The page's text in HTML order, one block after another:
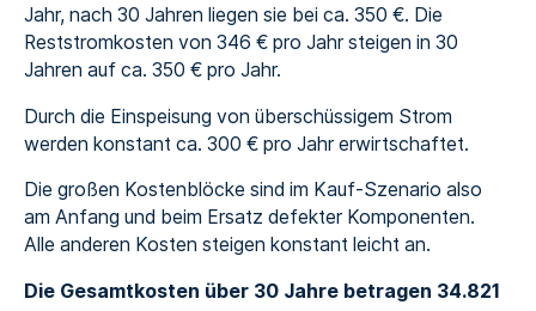
Jahr, nach 30 Jahren liegen sie bei ca. 350 €. Die
Reststromkosten von 346 € pro Jahr steigen in 30
Jahren auf ca. 350 € pro Jahr.
Durch die Einspeisung von überschüssigem Strom
werden konstant ca. 300 € pro Jahr erwirtschaftet.
Die großen Kostenblöcke sind im Kauf-Szenario also
am Anfang und beim Ersatz defekter Komponenten.
Alle anderen Kosten steigen konstant leicht an.
Die Gesamtkosten über 30 Jahre betragen 34.821